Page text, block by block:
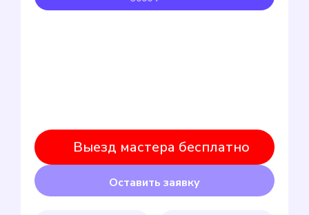
Выезд мастера бесплатно
Оставить заявку